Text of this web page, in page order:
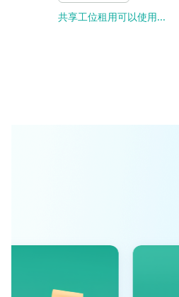
共享工位租用可以使用...